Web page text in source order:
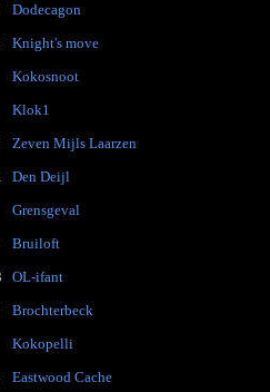
Dodecagon
Knight's move
Kokosnoot
Klok1
Zeven Mijls Laarzen
Den Deijl
Grensgeval
Bruiloft
OL-ifant
Brochterbeck
Kokopelli
Eastwood Cache